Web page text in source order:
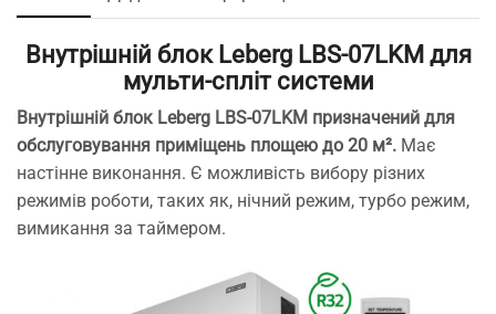
Внутрішній блок Leberg LBS-07LKM для
мульти-спліт системи
Внутрішній блок Leberg LBS-07LKM призначений для
обслуговування приміщень площею до 20 м². Має
настінне виконання. Є можливість вибору різних
режимів роботи, таких як, нічний режим, турбо режим,
вимикання за таймером.